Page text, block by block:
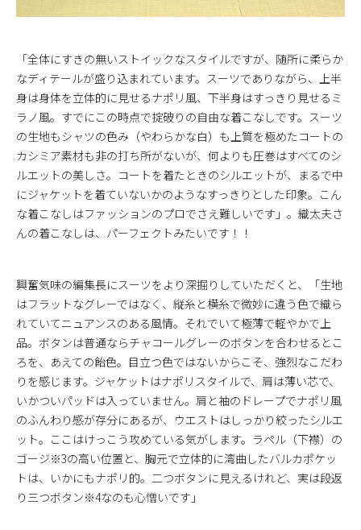
「全体にすきの無いストイックなスタイルですが、随所に柔らか
なディテールが盛り込まれています。スーツでありながら、上半
身は身体を立体的に見せるナポリ風、下半身はすっきり見せるミ
ラノ風。すでにこの時点で掟破りの自由な着こなしです。スーツ
の生地もシャツの色み（やわらかな白）も上質を極めたコートの
カシミア素材も非の打ち所がないが、何よりも圧巻はすべてのシ
ルエットの美しさ。コートを着たときのシルエットが、まるで中
にジャケットを着ていないかのようなすっきりとした印象。こん
な着こなしはファッションのプロでさえ難しいです」。織太夫さ
んの着こなしは、パーフェクトみたいです！！
興奮気味の編集長にスーツをより深掘りしていただくと、「生地
はフラットなグレーではなく、縦糸と横糸で微妙に違う色で織ら
れていてニュアンスのある風情。それでいて極薄で軽やかで上
品。ボタンは普通ならチャコールグレーのボタンを合わせるとこ
ろを、あえての飴色。目立つ色ではないからこそ、強烈なこだわ
りを感じます。ジャケットはナポリスタイルで、肩は薄い芯で、
いかついパッドは入っていません。肩と袖のドレープでナポリ風
のふんわり感が存分にあるが、ウエストはしっかり絞ったシルエ
ット。ここはけっこう攻めている気がします。ラペル（下襟）の
ゴージ※3の高い位置と、胸元で立体的に湾曲したバルカポケッ
トは、いかにもナポリ的。二つボタンに見えるけれど、実は段返
り三つボタン※4なのも心憎いです」